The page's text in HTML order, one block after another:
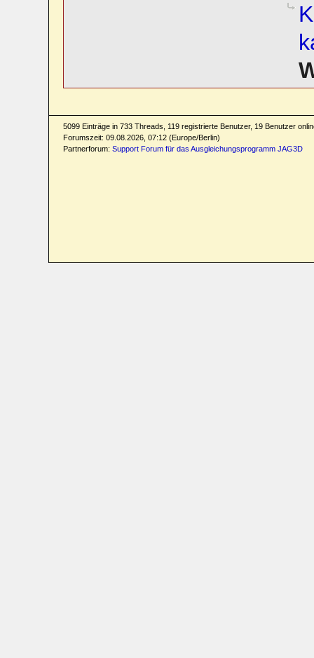
5099 Einträge in 733 Threads, 119 registrierte Benutzer, 19 Benutzer
Forumszeit: 09.08.2026, 07:12 (Europe/Berlin)
Partnerforum: Support Forum für das Ausgleichungsprogramm JAG3D